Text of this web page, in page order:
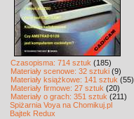
Czasopisma: 714 sztuk (185)
Materiały scenowe: 32 sztuki (9)
Materiały książkowe: 141 sztuk (55)
Materiały firmowe: 27 sztuk (20)
Materiały o grach: 351 sztuk (211)
Spiżarnia Voya na Chomikuj.pl
Bajtek Redux